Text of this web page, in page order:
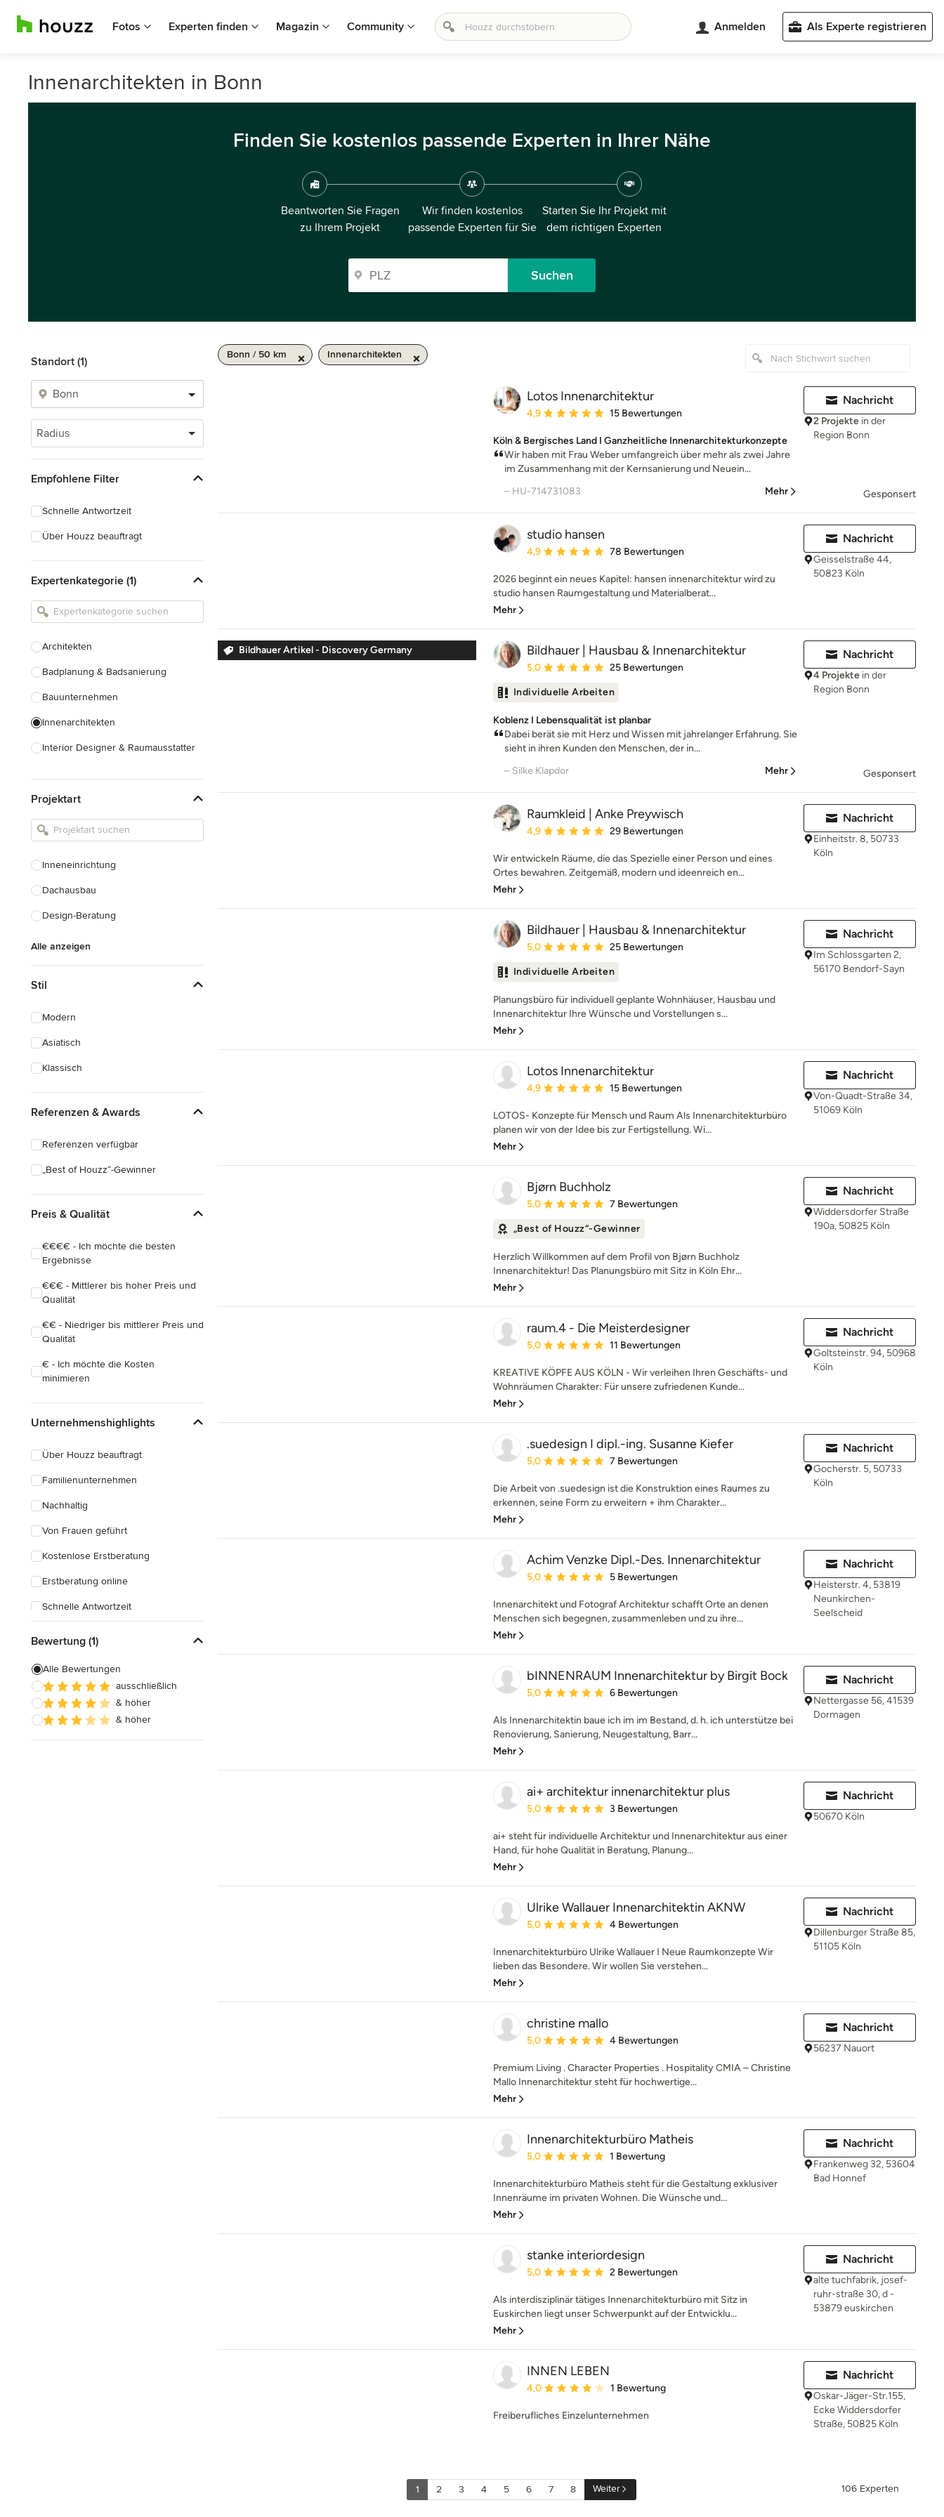
Fotos Experten finden Magazin Community Anmelden Als Experte registrieren
Innenarchitekten in Bonn
Finden Sie kostenlos passende Experten in Ihrer Nähe
Beantworten Sie Fragen
zu Ihrem Projekt
Wir finden kostenlos
passende Experten für Sie
Starten Sie Ihr Projekt mit
dem richtigen Experten
Suchen
Standort (1)
Radius
Empfohlene Filter
Schnelle Antwortzeit
Über Houzz beauftragt
Expertenkategorie (1)
Architekten
Badplanung & Badsanierung
Bauunternehmen
Innenarchitekten
Interior Designer & Raumausstatter
Landschaftsarchitekten
Armaturen & Sanitärbedarf
Einbauschränke
Projektart
Inneneinrichtung
Dachausbau
Design-Beratung
Alle anzeigen
Stil
Modern
Asiatisch
Klassisch
Referenzen & Awards
Referenzen verfügbar
„Best of Houzz“-Gewinner
Preis & Qualität
€€€€ - Ich möchte die besten
Ergebnisse
€€€ - Mittlerer bis hoher Preis und
Qualität
€€ - Niedriger bis mittlerer Preis und
Qualität
€ - Ich möchte die Kosten
minimieren
Unternehmenshighlights
Über Houzz beauftragt
Familienunternehmen
Nachhaltig
Von Frauen geführt
Kostenlose Erstberatung
Erstberatung online
Schnelle Antwortzeit
Bewertung (1)
Alle Bewertungen
ausschließlich
& höher
& höher
Bonn / 50 km Innenarchitekten
Lotos Innenarchitektur
Durchschnittliche Bewertung: 4.9 von 5 Sternen
4,9 15 Bewertungen
Köln & Bergisches Land I Ganzheitliche Innenarchitekturkonzepte
Wir haben mit Frau Weber umfangreich über mehr als zwei Jahre
im Zusammenhang mit der Kernsanierung und Neuein...
– HU-714731083
Mehr
Nachricht
2 Projekte in der
Region Bonn
Gesponsert
studio hansen
Durchschnittliche Bewertung: 4.9 von 5 Sternen
4,9 78 Bewertungen
2026 beginnt ein neues Kapitel: hansen innenarchitektur wird zu
studio hansen Raumgestaltung und Materialberat...
Mehr
Nachricht
Geisselstraße 44,
50823 Köln
Bildhauer Artikel - Discovery Germany Bildhauer | Hausbau & Innenarchitektur
Durchschnittliche Bewertung: 5 von 5 Sternen
5,0 25 Bewertungen
Individuelle Arbeiten
Koblenz I Lebensqualität ist planbar
Dabei berät sie mit Herz und Wissen mit jahrelanger Erfahrung. Sie
sieht in ihren Kunden den Menschen, der in...
– Silke Klapdor
Mehr
Nachricht
4 Projekte in der
Region Bonn
Gesponsert
Raumkleid | Anke Preywisch
Durchschnittliche Bewertung: 4.9 von 5 Sternen
4,9 29 Bewertungen
Wir entwickeln Räume, die das Spezielle einer Person und eines
Ortes bewahren. Zeitgemäß, modern und ideenreich en...
Mehr
Nachricht
Einheitstr. 8, 50733
Köln
Bildhauer | Hausbau & Innenarchitektur
Durchschnittliche Bewertung: 5 von 5 Sternen
5,0 25 Bewertungen
Individuelle Arbeiten
Planungsbüro für individuell geplante Wohnhäuser, Hausbau und
Innenarchitektur Ihre Wünsche und Vorstellungen s...
Mehr
Nachricht
Im Schlossgarten 2,
56170 Bendorf-Sayn
Lotos Innenarchitektur
Durchschnittliche Bewertung: 4.9 von 5 Sternen
4,9 15 Bewertungen
LOTOS- Konzepte für Mensch und Raum Als Innenarchitekturbüro
planen wir von der Idee bis zur Fertigstellung. Wi...
Mehr
Nachricht
Von-Quadt-Straße 34,
51069 Köln
Bjørn Buchholz
Durchschnittliche Bewertung: 5 von 5 Sternen
5,0 7 Bewertungen
„Best of Houzz“-Gewinner
Herzlich Willkommen auf dem Profil von Bjørn Buchholz
Innenarchitektur! Das Planungsbüro mit Sitz in Köln Ehr...
Mehr
Nachricht
Widdersdorfer Straße
190a, 50825 Köln
raum.4 - Die Meisterdesigner
Durchschnittliche Bewertung: 5 von 5 Sternen
5,0 11 Bewertungen
KREATIVE KÖPFE AUS KÖLN - Wir verleihen Ihren Geschäfts- und
Wohnräumen Charakter: Für unsere zufriedenen Kunde...
Mehr
Nachricht
Goltsteinstr. 94, 50968
Köln
.suedesign I dipl.-ing. Susanne Kiefer
Durchschnittliche Bewertung: 5 von 5 Sternen
5,0 7 Bewertungen
Die Arbeit von .suedesign ist die Konstruktion eines Raumes zu
erkennen, seine Form zu erweitern + ihm Charakter...
Mehr
Nachricht
Gocherstr. 5, 50733
Köln
Achim Venzke Dipl.-Des. Innenarchitektur
Durchschnittliche Bewertung: 5 von 5 Sternen
5,0 5 Bewertungen
Innenarchitekt und Fotograf Architektur schafft Orte an denen
Menschen sich begegnen, zusammenleben und zu ihre...
Mehr
Nachricht
Heisterstr. 4, 53819
Neunkirchen-
Seelscheid
bINNENRAUM Innenarchitektur by Birgit Bock
Durchschnittliche Bewertung: 5 von 5 Sternen
5,0 6 Bewertungen
Als Innenarchitektin baue ich im im Bestand, d. h. ich unterstütze bei
Renovierung, Sanierung, Neugestaltung, Barr...
Mehr
Nachricht
Nettergasse 56, 41539
Dormagen
ai+ architektur innenarchitektur plus
Durchschnittliche Bewertung: 5 von 5 Sternen
5,0 3 Bewertungen
ai+ steht für individuelle Architektur und Innenarchitektur aus einer
Hand, für hohe Qualität in Beratung, Planung...
Mehr
Nachricht
50670 Köln
Ulrike Wallauer Innenarchitektin AKNW
Durchschnittliche Bewertung: 5 von 5 Sternen
5,0 4 Bewertungen
Innenarchitekturbüro Ulrike Wallauer I Neue Raumkonzepte Wir
lieben das Besondere. Wir wollen Sie verstehen...
Mehr
Nachricht
Dillenburger Straße 85,
51105 Köln
christine mallo
Durchschnittliche Bewertung: 5 von 5 Sternen
5,0 4 Bewertungen
Premium Living . Character Properties . Hospitality CMIA – Christine
Mallo Innenarchitektur steht für hochwertige...
Mehr
Nachricht
56237 Nauort
Innenarchitekturbüro Matheis
Durchschnittliche Bewertung: 5 von 5 Sternen
5,0 1 Bewertung
Innenarchitekturbüro Matheis steht für die Gestaltung exklusiver
Innenräume im privaten Wohnen. Die Wünsche und...
Mehr
Nachricht
Frankenweg 32, 53604
Bad Honnef
stanke interiordesign
Durchschnittliche Bewertung: 5 von 5 Sternen
5,0 2 Bewertungen
Als interdisziplinär tätiges Innenarchitekturbüro mit Sitz in
Euskirchen liegt unser Schwerpunkt auf der Entwicklu...
Mehr
Nachricht
alte tuchfabrik, josef-
ruhr-straße 30, d -
53879 euskirchen
INNEN LEBEN
Durchschnittliche Bewertung: 4 von 5 Sternen
4,0 1 Bewertung
Freiberufliches Einzelunternehmen
Nachricht
Oskar-Jäger-Str.155,
Ecke Widdersdorfer
Straße, 50825 Köln
1 2 3 4 5 6 7 8 Weiter 106 Experten